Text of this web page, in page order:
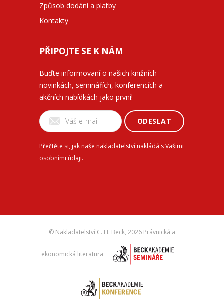
Způsob dodání a platby
Kontakty
PŘIPOJTE SE K NÁM
Buďte informovaní o našich knižních
novinkách, seminářích, konferencích a
akčních nabídkách jako první!
ODESLAT
Přečtěte si, jak naše nakladatelství nakládá s Vašimi
osobními údaji.
© Nakladatelství C. H. Beck, 2026 Právnická a
ekonomická literatura